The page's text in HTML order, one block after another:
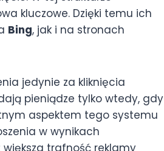
kluczowe. Dzięki temu ich
Bing, jak i na stronach
jedynie za kliknięcia
pieniądze tylko wtedy, gdy
aspektem tego systemu
w wynikach
większa trafność reklamy